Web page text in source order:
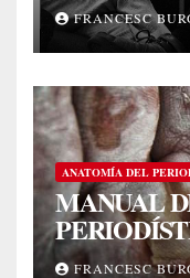
FRANCESC
ANATOMÍA DEL
MANUAL
FRANCESC